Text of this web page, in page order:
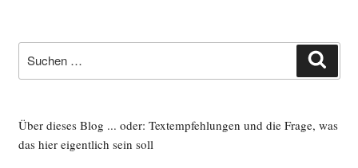
nach:
Über dieses Blog ... oder: Textempfehlungen und die Frage, was
das hier eigentlich sein soll